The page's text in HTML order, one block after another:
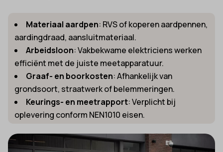
Materiaal aardpen: RVS of koperen aardpennen,
aardingdraad, aansluitmateriaal.
Arbeidsloon: Vakbekwame elektriciens werken
efficiënt met de juiste meetapparatuur.
Graaf- en boorkosten: Afhankelijk van
grondsoort, straatwerk of belemmeringen.
Keurings- en meetrapport: Verplicht bij
oplevering conform NEN1010 eisen.